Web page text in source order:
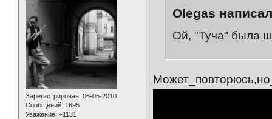
Зарегистрирован: 06-05-2010
Сообщений: 1695
Уважение: +1131
Olegas
Ой, "Туча" была